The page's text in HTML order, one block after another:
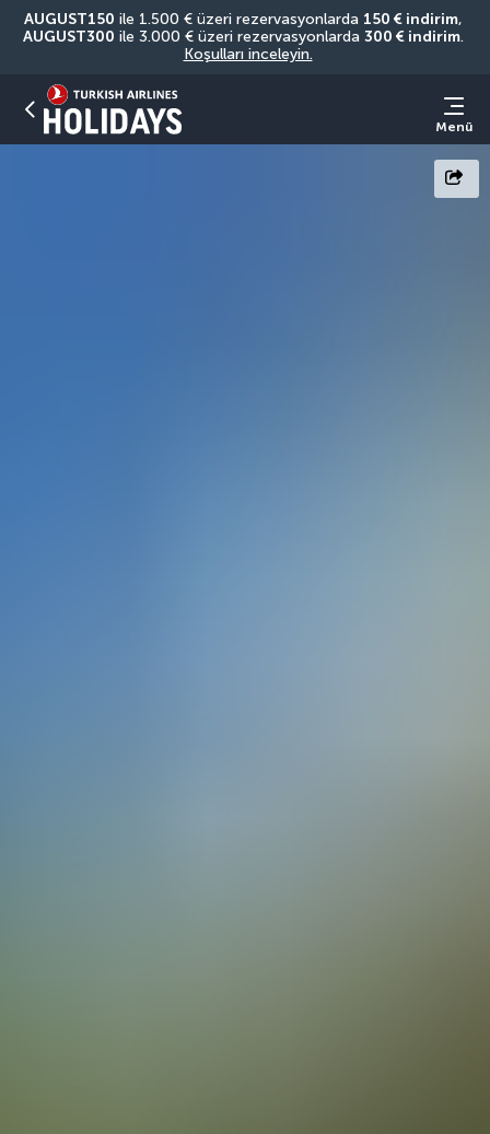
AUGUST150 ile 1.500 € üzeri rezervasyonlarda 150 € indirim
AUGUST300 ile 3.000 € üzeri rezervasyonlarda 300 € indirim
Koşulları inceleyin.
Menü